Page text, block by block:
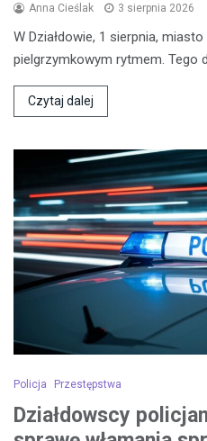
Anna Cieślak 3 sierpnia 2026
W Działdowie, 1 sierpnia,
pielgrzymkowym rytmem. Tego
Czytaj dalej
Policja Przestępstwa
Działdowscy